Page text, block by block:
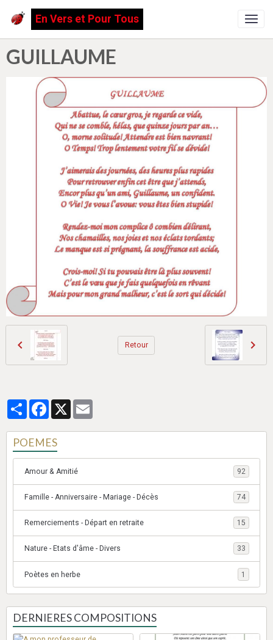
En Vers et Pour Tous
GUILLAUME
Retour
PartagerFacebook
POEMES
Amour & Amitié 92
Famille - Anniversaire - Mariage - Décès 74
Remerciements - Départ en retraite 15
Nature - Etats d'âme - Divers 33
Poètes en herbe 1
DERNIERES COMPOSITIONS